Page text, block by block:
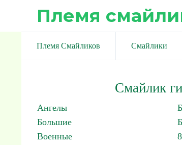
Племя
Племя Смайликов Смайлики
Смайлик
Ангелы
Большие
Военные